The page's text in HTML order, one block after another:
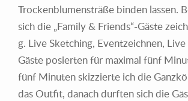
Trockenblumensträße binden lassen.
sich die „Family & Friends“-Gäste
g. Live Sketching, Eventzeichnen,
Gäste posierten für maximal fünf
fünf Minuten skizzierte ich die
das Outfit, danach durften sich die